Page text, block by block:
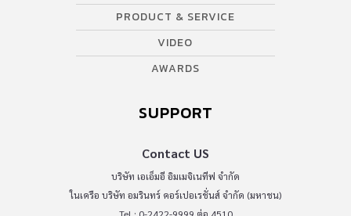
PRODUCT & SERVICE
VIDEO
AWARDS
SUPPORT
Contact US
บริษัท เอเอ็มอี อิมเมจิเนทีฟ จำกัด
ในเครือ บริษัท อมรินทร์ คอร์เปอเรชั่นส์ จำกัด (มหาชน)
Tel : 0-2422-9999 ต่อ 4510